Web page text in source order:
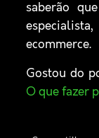
saberão
ecommerce.
Gostou do
O que fazer